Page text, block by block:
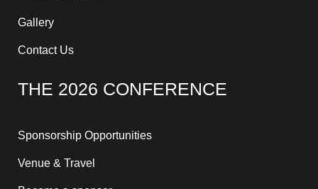
Gallery
Contact Us
THE 2026 CONFERENCE
Sponsorship Opportunities
Venue & Travel